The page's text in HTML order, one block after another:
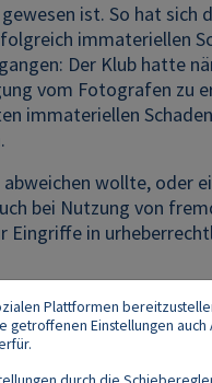
ist. So hat sich
immateriellen
Der Klub hatte
vom Fotografen zu
immateriellen
wollte, oder
bei Nutzung von
Eingriffe in
Plattformen
Einstellungen auch